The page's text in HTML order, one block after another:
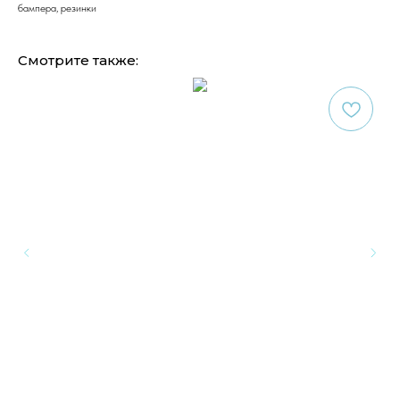
бампера, резинки
Смотрите также: